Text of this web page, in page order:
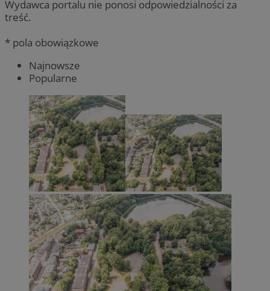
Wydawca portalu nie ponosi odpowiedzialności za
treść.
* pola obowiązkowe
Najnowsze
Popularne